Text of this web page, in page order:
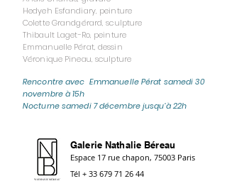
Hedyeh Esfandiary, peinture
Colette Grandgérard, sculpture
Thibault Laget-Ro, peinture
Emmanuelle Pérat, dessin
Véronique Pineau, sculpture
Rencontre avec Emmanuelle Pérat samedi 30
novembre à 15h
Nocturne samedi 7 décembre jusqu’à 22h
Espace 17 rue chapon, 75003 Paris
Tél + 33 679 71 26 44
Galerie Nathalie Béreau